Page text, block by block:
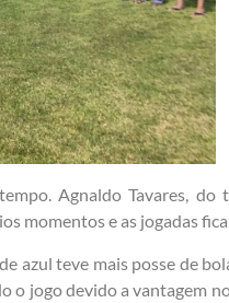
Agnaldo Tavares, do
momentos e as jogadas
azul teve mais posse de
o jogo devido a vantagem